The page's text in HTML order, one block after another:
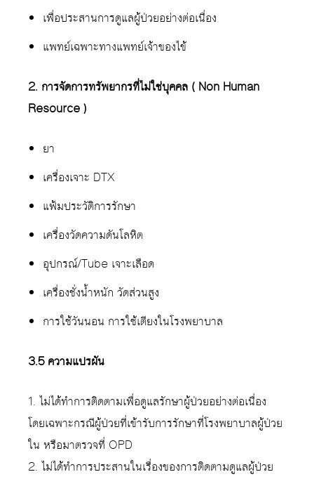
เพื่อประสานการดูแลผู้ป่วยอย่างต่อเนื่อง
แพทย์เฉพาะทางแพทย์เจ้าของไข้
2. การจัดการทรัพยากรที่ไม่ใช่บุคคล ( Non Human
Resource )
ยา
เครื่องเจาะ DTX
แฟ้มประวัติการรักษา
เครื่องวัดความดันโลหิต
อุปกรณ์/Tube เจาะเลือด
เครื่องชั่งน้ำหนัก วัดส่วนสูง
การใช้วันนอน การใช้เตียงในโรงพยาบาล
3.5 ความแปรผัน
1. ไม่ได้ทำการติดตามเพื่อดูแลรักษาผู้ป่วยอย่างต่อเนื่อง
โดยเฉพาะกรณีผู้ป่วยที่เข้ารับการรักษาที่โรงพยาบาลผู้ป่วย
ใน หรือมาตรวจที่ OPD
2. ไม่ได้ทำการประสานในเรื่องของการติดตามดูแลผู้ป่วย